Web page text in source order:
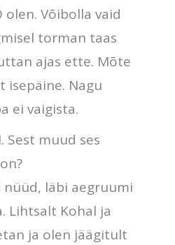
olen. Võibolla vaid
torman taas
ajas ette. Mõte
isepäine. Nagu
ei vaigista.
Sest muud ses
nüüd, läbi aegruumi
Lihtsalt Kohal ja
ja olen jäägitult